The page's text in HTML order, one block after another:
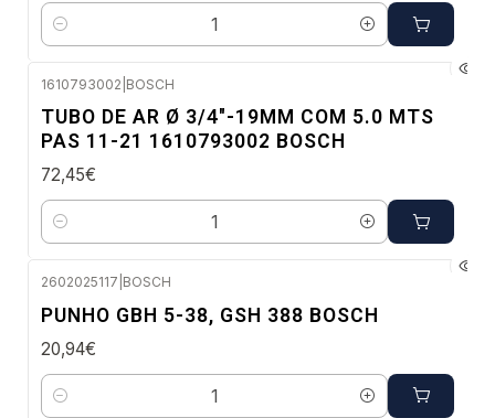
Quantidade
1610793002 BOSCH
TUBO DE AR Ø 3/4"-19MM COM 5.0 MTS
PAS 11-21 1610793002 BOSCH
72,45€
Quantidade
2602025117 BOSCH
PUNHO GBH 5-38, GSH 388 BOSCH
20,94€
Quantidade